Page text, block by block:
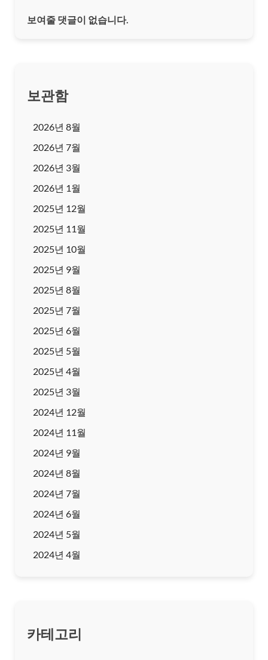
보여줄 댓글이 없습니다.
보관함
2026년 8월
2026년 7월
2026년 3월
2026년 1월
2025년 12월
2025년 11월
2025년 10월
2025년 9월
2025년 8월
2025년 7월
2025년 6월
2025년 5월
2025년 4월
2025년 3월
2024년 12월
2024년 11월
2024년 9월
2024년 8월
2024년 7월
2024년 6월
2024년 5월
2024년 4월
카테고리